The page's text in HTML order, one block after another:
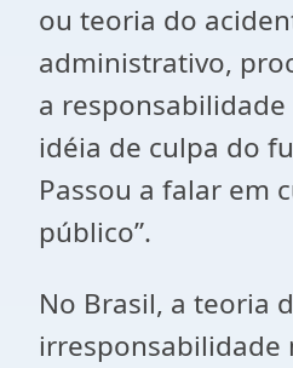
ou teoria do
administrativo,
a responsabilidade
idéia de culpa do
Passou a falar em
público”.
No Brasil, a teoria
irresponsabilidade